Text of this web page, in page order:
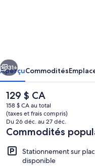
Classic
Country
Motel
Room
near
Murray,
Wifi
Suivant
31+
AperçuCommodités
Le
prix
actuel
est
de 129 $ CA
129 $ CA
158 $ CA au total
(taxes et frais compris)
Du 26 déc. au 27 déc.
Commodités
Stationnement sur
disponible